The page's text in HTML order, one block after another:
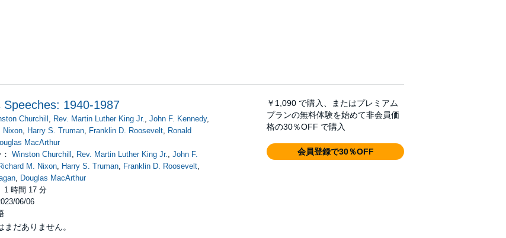
Speeches: 1940-1987
Churchill Rev. Martin Luther King Jr. John F. Kennedy,
Nixon, Harry S. Truman, Franklin D. Roosevelt,
Ronald
MacArthur
Winston Churchill Rev. Martin Luther King Jr.
John F.
M. Nixon, Harry S. Truman, Franklin D. Roosevelt,
,
Douglas MacArthur
1 時間 17 分
06/06
まだありません。
￥1,090 で購入、またはプレミアム
プランの無料体験を始めて非会員価
格の30％OFF で購入
会員登録で30％OFF